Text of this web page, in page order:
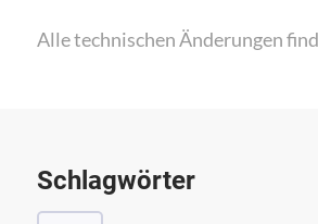
Alle technischen Änderungen
Schlagwörter